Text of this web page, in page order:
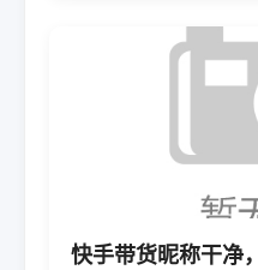
快手带货昵称干净